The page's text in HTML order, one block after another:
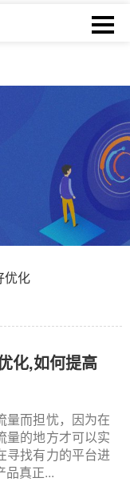
优化
化,如何提高
量而担忧，因为在
量的地方才可以实
寻找有力的平台进
品真正...